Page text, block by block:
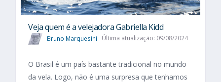
Veja quem é a velejadora Gabriella Kidd
Bruno Marquesini Última atualização: 09/08/2024
O Brasil é um país bastante tradicional no mundo
da vela. Logo, não é uma surpresa que tenhamos